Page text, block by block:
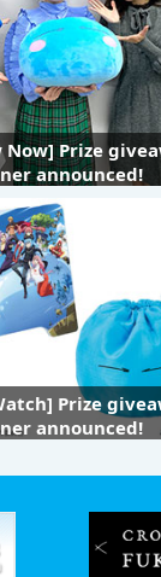
Prize
announced!
Prize
announced!